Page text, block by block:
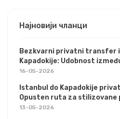
Најновији чланци
Bezkvarni privatni transfer
Kapadokije: Udobnost
16-05-2026
Istanbul do Kapadokije
Opusten ruta za stilizovane
13-05-2026